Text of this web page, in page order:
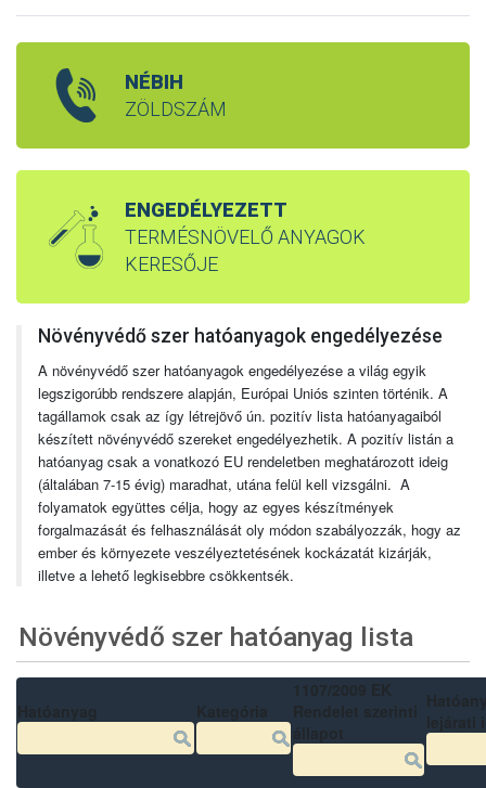
NÉBIH
ZÖLDSZÁM
ENGEDÉLYEZETT
TERMÉSNÖVELŐ ANYAGOK
KERESŐJE
Növényvédő szer hatóanyagok engedélyezése
A növényvédő szer hatóanyagok engedélyezése a világ egyik
legszigorúbb rendszere alapján, Európai Uniós szinten történik. A
tagállamok csak az így létrejövő ún. pozitív lista hatóanyagaiból
készített növényvédő szereket engedélyezhetik. A pozitív listán a
hatóanyag csak a vonatkozó EU rendeletben meghatározott ideig
(általában 7-15 évig) maradhat, utána felül kell vizsgálni. A
folyamatok együttes célja, hogy az egyes készítmények
forgalmazását és felhasználását oly módon szabályozzák, hogy az
ember és környezete veszélyeztetésének kockázatát kizárják,
illetve a lehető legkisebbre csökkentsék.
Növényvédő szer hatóanyag lista